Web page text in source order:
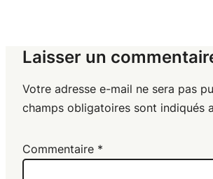
Laisser un
Votre adresse e-mail ne sera pas
champs obligatoires sont indiqués
Commentaire *